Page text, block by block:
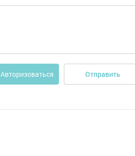
Авторизоваться Отправить